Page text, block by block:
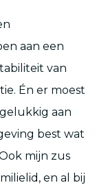
aan een
van
Én er moest
aan
best wat
mijn zus
en al bij